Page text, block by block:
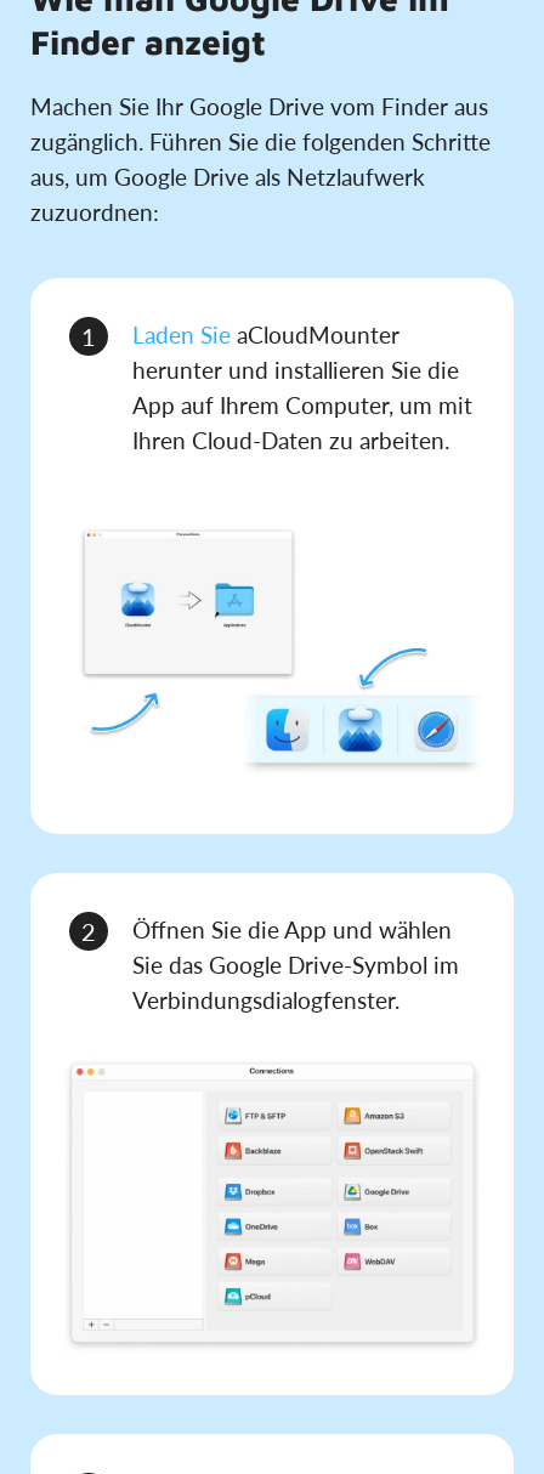
Finder anzeigt
Machen Sie Ihr Google Drive vom Finder aus
zugänglich. Führen Sie die folgenden Schritte
aus, um Google Drive als Netzlaufwerk
zuzuordnen:
1 Laden Sie aCloudMounter
herunter und installieren Sie die
App auf Ihrem Computer, um mit
Ihren Cloud-Daten zu arbeiten.
2
Öffnen Sie die App und wählen
Sie das Google Drive-Symbol im
Verbindungsdialogfenster.